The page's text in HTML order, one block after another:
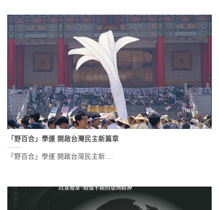
「野百合」學運 開啟台灣民主新篇章
「野百合」學運 開啟台灣民主新....